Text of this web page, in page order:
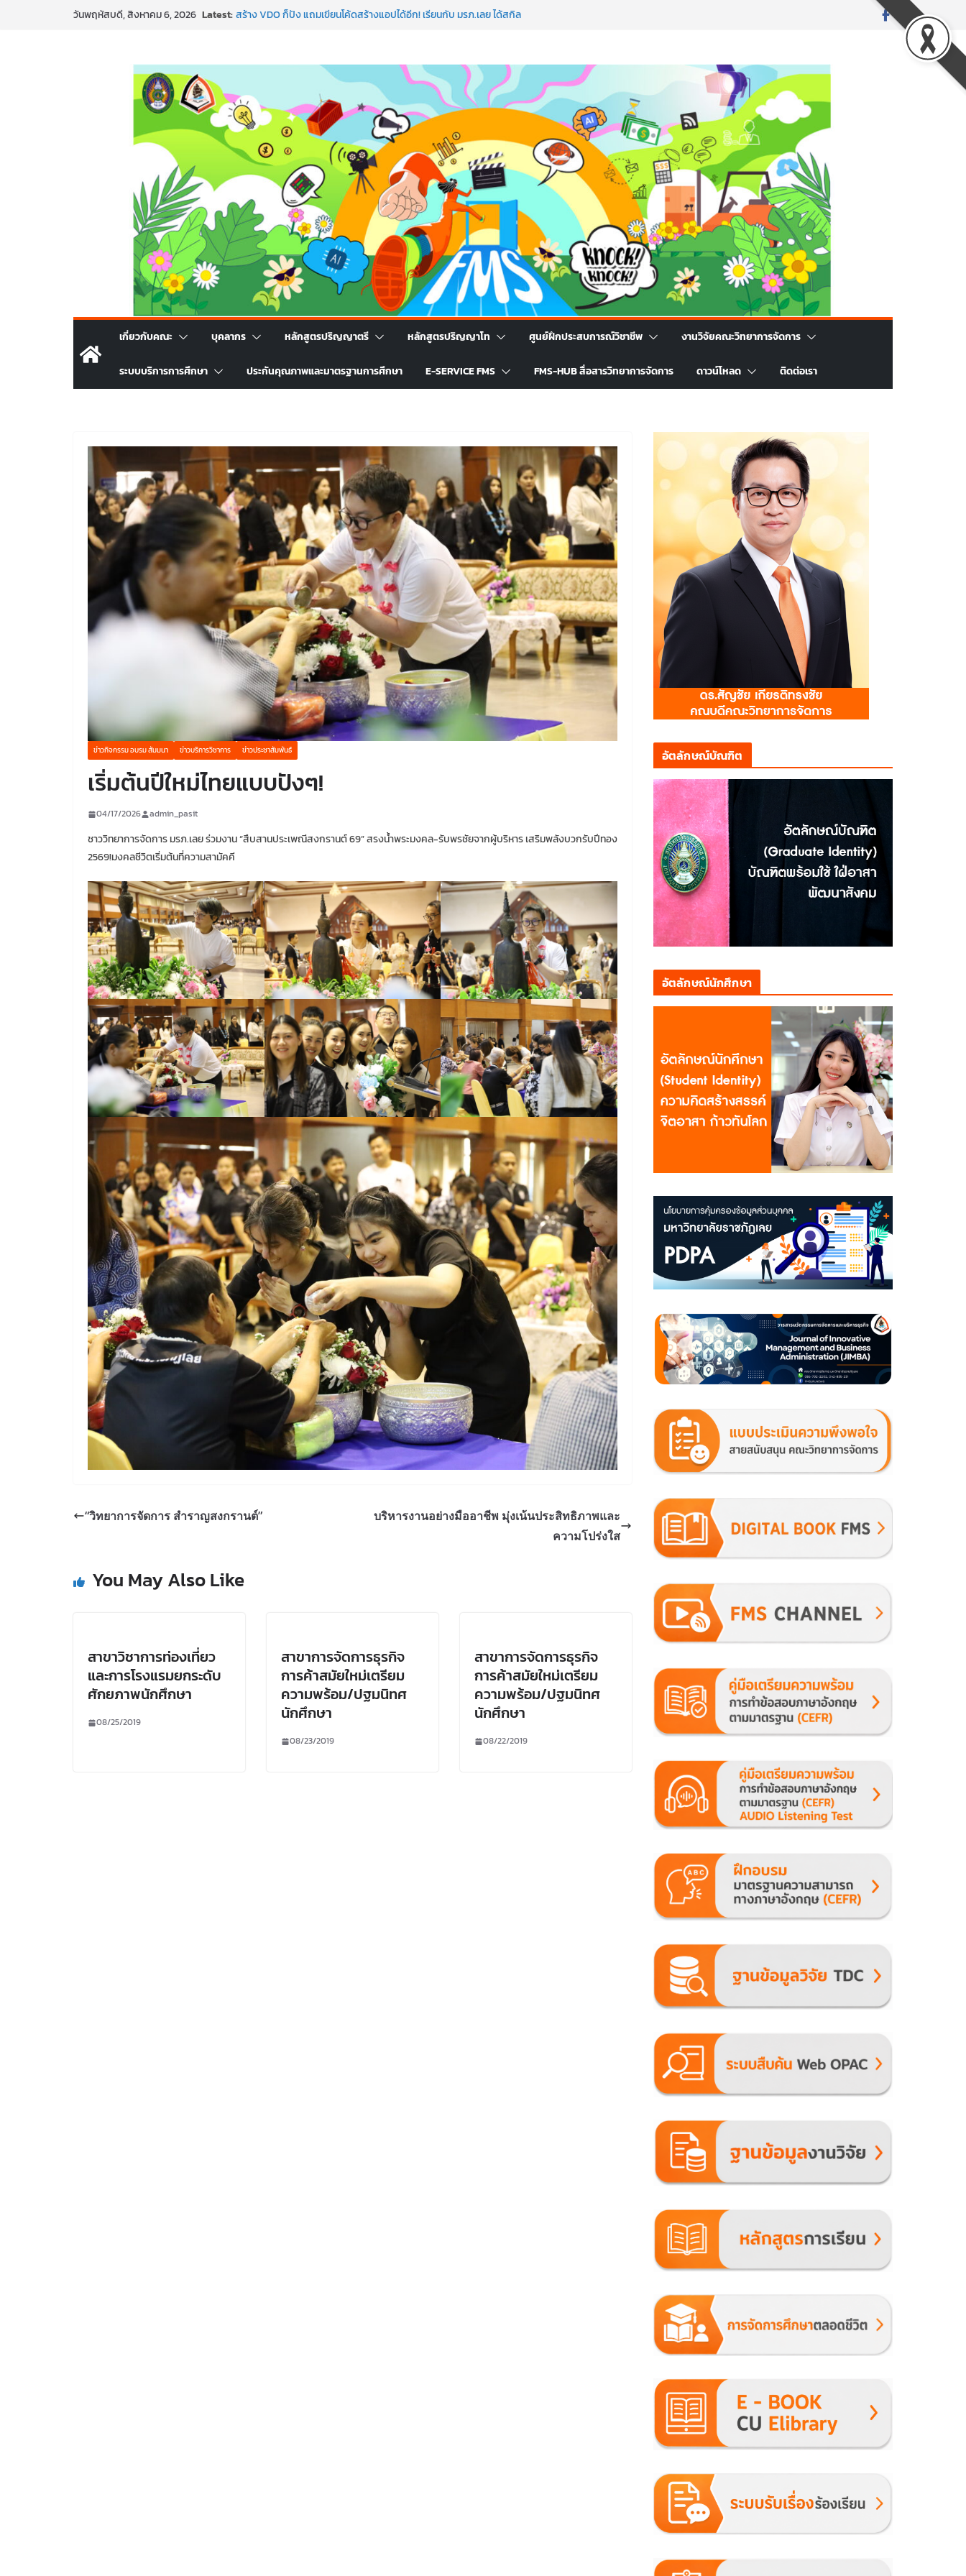
วันพฤหัสบดี, สิงหาคม 6, 2026 Latest:สร้าง VDO ก็ปัง แถมเขียนโค้ดสร้างแอปได้อีก! เรียนกับ มรภ.เลย ได้สกิล
พาธุรกิจท้องถิ่นสู่ตลาดโลก ด้วยเทคโนโลยี AI!
SMEs ยุคนี้ ถ้าไม่ใช้ AI ถือว่าพลาดมาก!
เกี่ยวกับคณะ บุคลากร หลักสูตรปริญญาตรี หลักสูตรปริญญาโท ศูนย์ฝึกประสบการณ์วิชาชีพ งานวิจัยคณะวิทยาการจัดการ
ระบบบริการการศึกษา ประกันคุณภาพและมาตรฐานการศึกษา E-SERVICE FMS FMS-HUB สื่อสารวิทยาการจัดการ ดาวน์โหลด ติดต่อเรา
ข่าวกิจกรรม อบรม สัมมนา ข่าวบริการวิชาการ ข่าวประชาสัมพันธ์
เริ่มต้นปีใหม่ไทยแบบปังๆ!
04/17/2026 admin_pasit
ชาววิทยาการจัดการ มรภ.เลย ร่วมงาน “สืบสานประเพณีสงกรานต์ 69” สรงน้ำพระมงคล-รับพรชัยจากผู้บริหาร เสริมพลังบวกรับปีทอง
2569!มงคลชีวิตเริ่มต้นที่ความสามัคคี
“วิทยาการจัดการ สำราญสงกรานต์”
บริหารงานอย่างมืออาชีพ มุ่งเน้นประสิทธิภาพและ
ความโปร่งใส
You May Also Like
สาขาวิชาการท่องเที่ยว
และการโรงแรมยกระดับ
ศักยภาพนักศึกษา
08/25/2019
สาขาการจัดการธุรกิจ
การค้าสมัยใหม่เตรียม
ความพร้อม/ปฐมนิทศ
นักศึกษา
08/23/2019
สาขาการจัดการธุรกิจ
การค้าสมัยใหม่เตรียม
ความพร้อม/ปฐมนิทศ
นักศึกษา
08/22/2019
อัตลักษณ์บัณฑิต
อัตลักษณ์นักศึกษา